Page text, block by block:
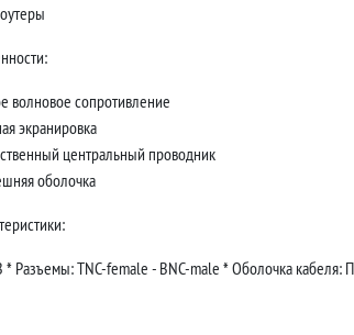
волновое сопротивление
экранировка
центральный проводник
оболочка
* Разъемы: TNC-female - BNC-male * Оболочка кабеля: